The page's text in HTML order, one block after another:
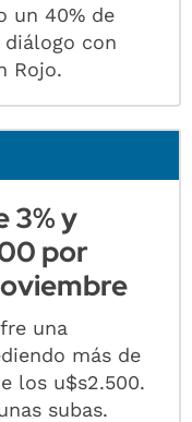
un 40% de
diálogo con
Rojo.
3% y
por
una
más de
los u$s2.500.
subas.